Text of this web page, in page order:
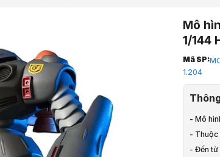
Mô
1/144
Trang
1
Thiết Bị
Mô hình
Mô hình
Mã SP:
1.204
- Mô
- Thuộc
- Đến từ